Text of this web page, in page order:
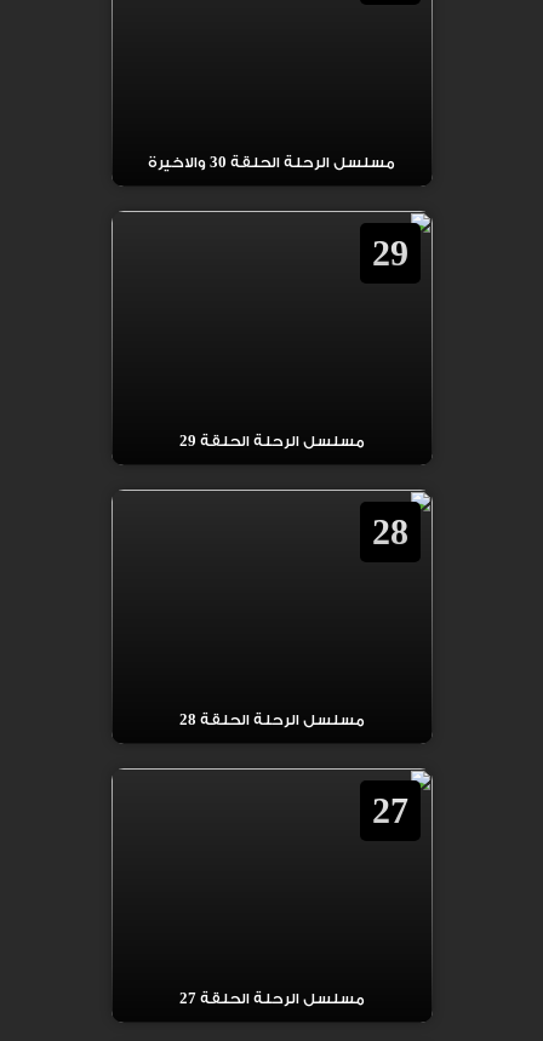
مسلسل الرحلة الحلقة 30 والاخيرة
29
مسلسل الرحلة الحلقة 29
28
مسلسل الرحلة الحلقة 28
27
مسلسل الرحلة الحلقة 27